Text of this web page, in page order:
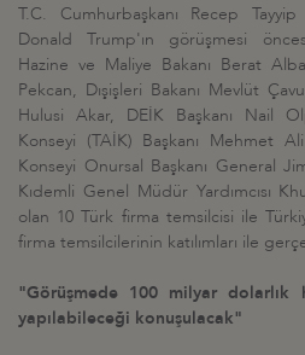
T.C. Cumhurbaşkanı Recep
Donald Trump'ın görüşmesi
Hazine ve Maliye Bakanı Berat
Pekcan, Dışişleri Bakanı Mevlüt
Hulusi Akar, DEİK Başkanı Nail
Konseyi (TAİK) Başkanı Mehmet
Konseyi Onursal Başkanı General
Kıdemli Genel Müdür Yardımcısı
olan 10 Türk firma temsilcisi ile
firma temsilcilerinin katılımları ile
"Görüşmede 100 milyar
yapılabileceği konuşulacak"